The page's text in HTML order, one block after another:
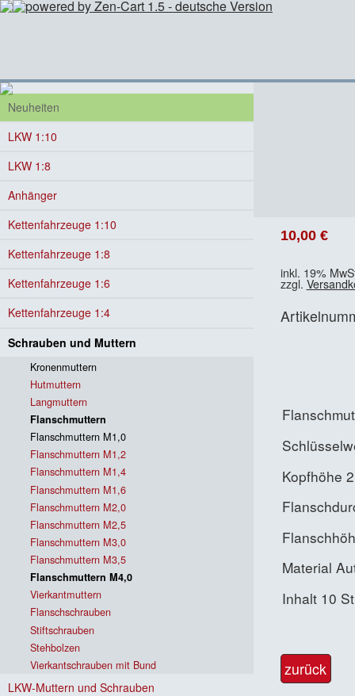
10,00 €
inkl. 19%
zzgl.
Kopfhöhe
Material
Inhalt 10
zurück
Neuheiten
LKW 1:10
LKW 1:8
Anhänger
Kettenfahrzeuge 1:10
Kettenfahrzeuge 1:8
Kettenfahrzeuge 1:6
Kettenfahrzeuge 1:4
Schrauben und Muttern
Kronenmuttern
Hutmuttern
Langmuttern
Flanschmuttern
Flanschmuttern M1,0
Flanschmuttern M1,2
Flanschmuttern M1,4
Flanschmuttern M1,6
Flanschmuttern M2,0
Flanschmuttern M2,5
Flanschmuttern M3,0
Flanschmuttern M3,5
Flanschmuttern M4,0
Vierkantmuttern
Flanschschrauben
Stiftschrauben
Stehbolzen
Vierkantschrauben mit Bund
LKW-Muttern und Schrauben